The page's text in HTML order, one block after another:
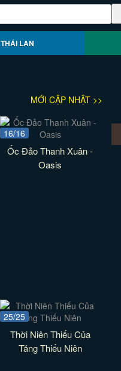
THÁI LAN
MỚI CẬP NHẬT >>
16/16
Ốc Đảo Thanh Xuân -
Oasis
25/25
Thời Niên Thiếu Của
Tăng Thiếu Niên